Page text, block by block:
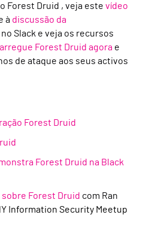
Forest Druid , veja este vídeo
à discussão da
no Slack e veja os recursos
Forest Druid agora e
de ataque aos seus activos
Forest Druid
Forest Druid na Black
Forest Druid com Ran
Information Security Meetup